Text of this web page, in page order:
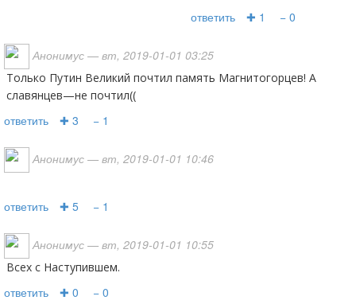
ответить ✚ 1 − 0
Анонимус — вт, 2019-01-01 03:25
Только Путин Великий почтил память Магнитогорцев! А
славянцев—не почтил((
ответить ✚ 3 − 1
Анонимус — вт, 2019-01-01 10:46
ответить ✚ 5 − 1
Анонимус — вт, 2019-01-01 10:55
Всех с Наступившем.
ответить ✚ 0 − 0